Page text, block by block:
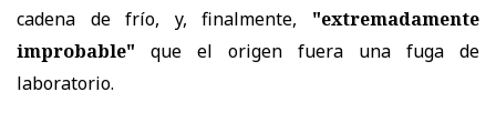
cadena de frío, y, finalmente, "extremadamente
improbable" que el origen fuera una fuga de
laboratorio.